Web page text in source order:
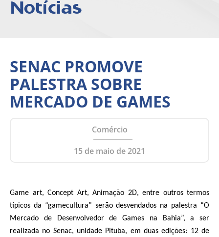
Notícias
SENAC PROMOVE
PALESTRA SOBRE
MERCADO DE GAMES
Comércio
15 de maio de 2021
Game art, Concept Art, Animação 2D, entre outros termos
típicos da “gamecultura” serão desvendados na palestra “O
Mercado de Desenvolvedor de Games na Bahia”, a ser
realizada no Senac, unidade Pituba, em duas edições: 12 de